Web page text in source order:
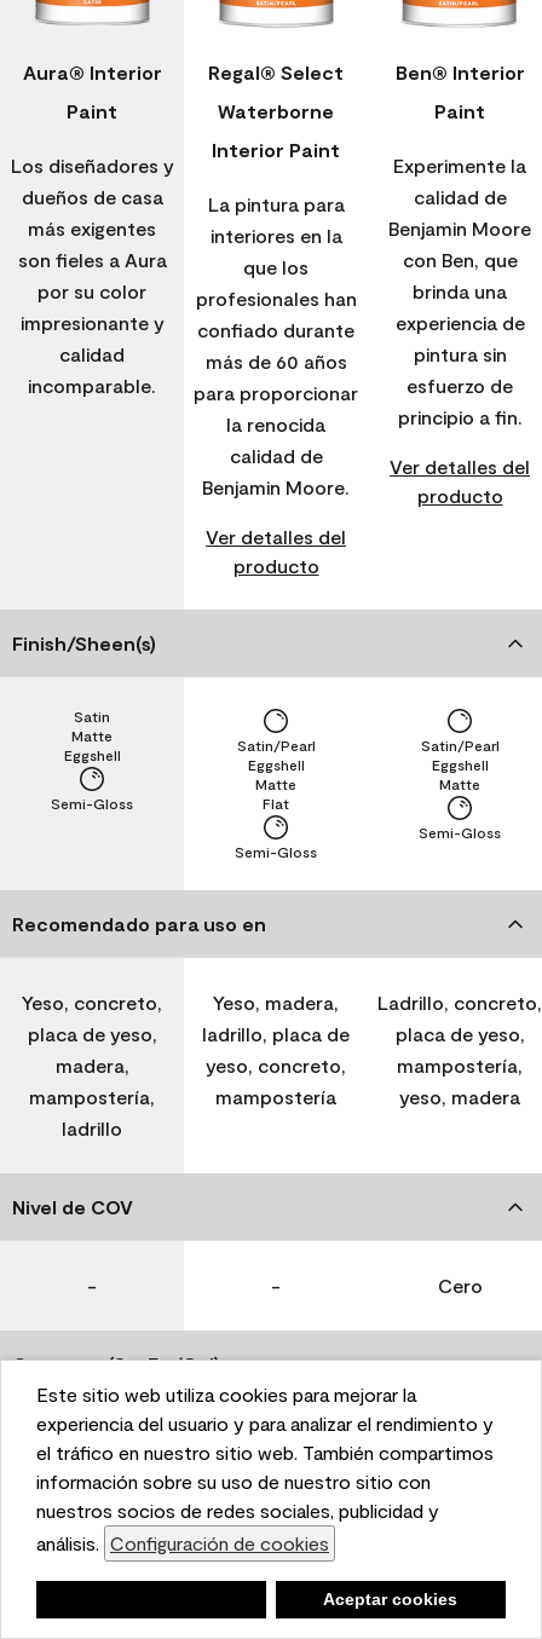
This website uses cookies to enhance user experience
and to analyze performance and traffic on our website.
We also share information about your use of our site
with our social media, advertising, and analytics
partners. Cookie Settings
Accept Cookies
Este sitio web utiliza cookies para mejorar la
experiencia del usuario y para analizar el rendimiento y
el tráfico en nuestro sitio web. También compartimos
información sobre su uso de nuestro sitio con
nuestros socios de redes sociales, publicidad y
análisis. Configuración de cookies
Aceptar cookies
Aura® Interior
Paint
Los diseñadores y
dueños de casa
más exigentes
son fieles a Aura
por su color
impresionante y
calidad
incomparable.
Regal® Select
Waterborne
Interior Paint
La pintura para
interiores en la
que los
profesionales han
confiado durante
más de 60 años
para proporcionar
la renocida
calidad de
Benjamin Moore.
Ver detalles del
producto
Ben® Interior
Paint
Experimente la
calidad de
Benjamin Moore
con Ben, que
brinda una
experiencia de
pintura sin
esfuerzo de
principio a fin.
Ver detalles del
producto
Finish/Sheen(s)
Semi-Gloss
Eggshell
Matte
Satin
Semi-Gloss
Flat
Matte
Eggshell
Satin/Pearl
Semi-Gloss
Matte
Eggshell
Satin/Pearl
Recomendado para uso en
Yeso, concreto,
placa de yeso,
madera,
mampostería,
ladrillo
Yeso, madera,
ladrillo, placa de
yeso, concreto,
mampostería
Ladrillo, concreto,
placa de yeso,
mampostería,
yeso, madera
Nivel de COV
- - Cero
Coverage (Sq. Ft./Gal)
350-400 400-450 400-450
Tiempo de secado
1 hora